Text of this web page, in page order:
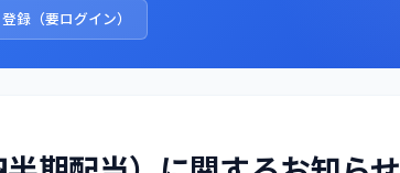
録（要ログイン）